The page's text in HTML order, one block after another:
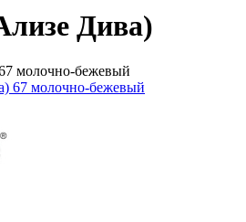
Дива)
молочно-бежевый